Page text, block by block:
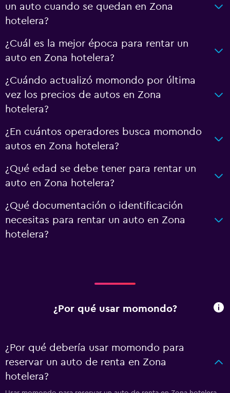
un auto cuando se quedan en Zona
hotelera?
¿Cuál es la mejor época para rentar un
auto en Zona hotelera?
¿Cuándo actualizó momondo por última
vez los precios de autos en Zona
hotelera?
¿En cuántos operadores busca momondo
autos en Zona hotelera?
¿Qué edad se debe tener para rentar un
auto en Zona hotelera?
¿Qué documentación o identificación
necesitas para rentar un auto en Zona
hotelera?
¿Por qué usar momondo?
¿Por qué debería usar momondo para
reservar un auto de renta en Zona
hotelera?